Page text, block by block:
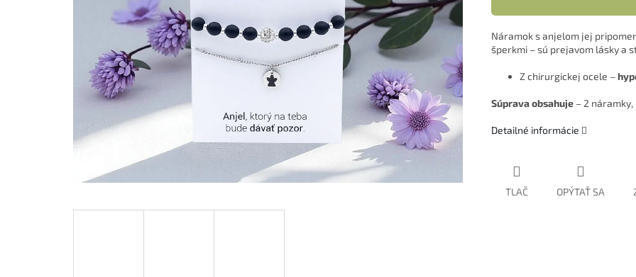
Náramok s anjelom jej
šperkmi – sú prejavom lásky a
Z chirurgickej ocele –
Súprava obsahuje – 2
Detailné informácie
TLAČ OPÝTAŤ SA